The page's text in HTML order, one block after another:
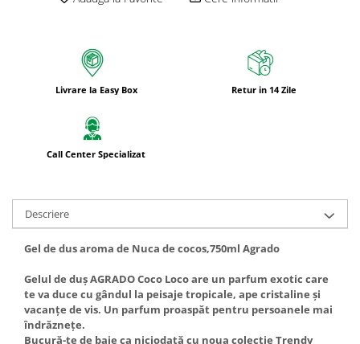
frigider/congelator
Saci si manusi menaj, folii
alimentare si hartie de copt
Mopuri,seturi cu mop si accesorii
Maturi,farase si galeti simple/cu
mopuri
zona sanitara
Accesorii pentru casa
Articole si accesorii pentru haine si
Livrare la Easy Box Retur in 14 Zile
Call Center Specializat
Descriere
Gel de dus aroma de Nuca de cocos,750ml Agrado
Gelul de duș AGRADO Coco Loco are un parfum exotic care
te va duce cu gândul la peisaje tropicale, ape cristaline și
vacanțe de vis. Un parfum proaspăt pentru persoanele mai
îndrăznețe.
Bucură-te de baie ca niciodată cu noua colecție Trendy